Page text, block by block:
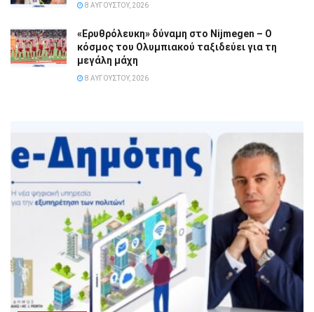
8 ΑΥΓΟΎΣΤΟΥ, 2026
«Ερυθρόλευκη» δύναμη στο Nijmegen – Ο
κόσμος του Ολυμπιακού ταξιδεύει για τη
μεγάλη μάχη
8 ΑΥΓΟΎΣΤΟΥ, 2026